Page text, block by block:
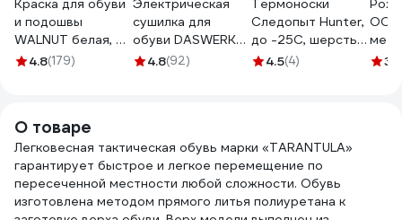
Краска для обуви
и подошвы
WALNUT белая, 75
мл WLN0008
4.8(179)
Электрическая
сушилка для
обуви DASWERK
SD5 15 Вт 456198
4.8(92)
Термоноски
Следопыт Hunter,
до -25С, шерсть
Мериносов, р.43-
4.5(4)
ООО
3.3
О товаре
Легковесная тактическая обувь марки «TARANTULA»
гарантирует быстрое и легкое перемещение по
пересеченной местности любой сложности. Обувь
изготовлена методом прямого литья полиуретана к